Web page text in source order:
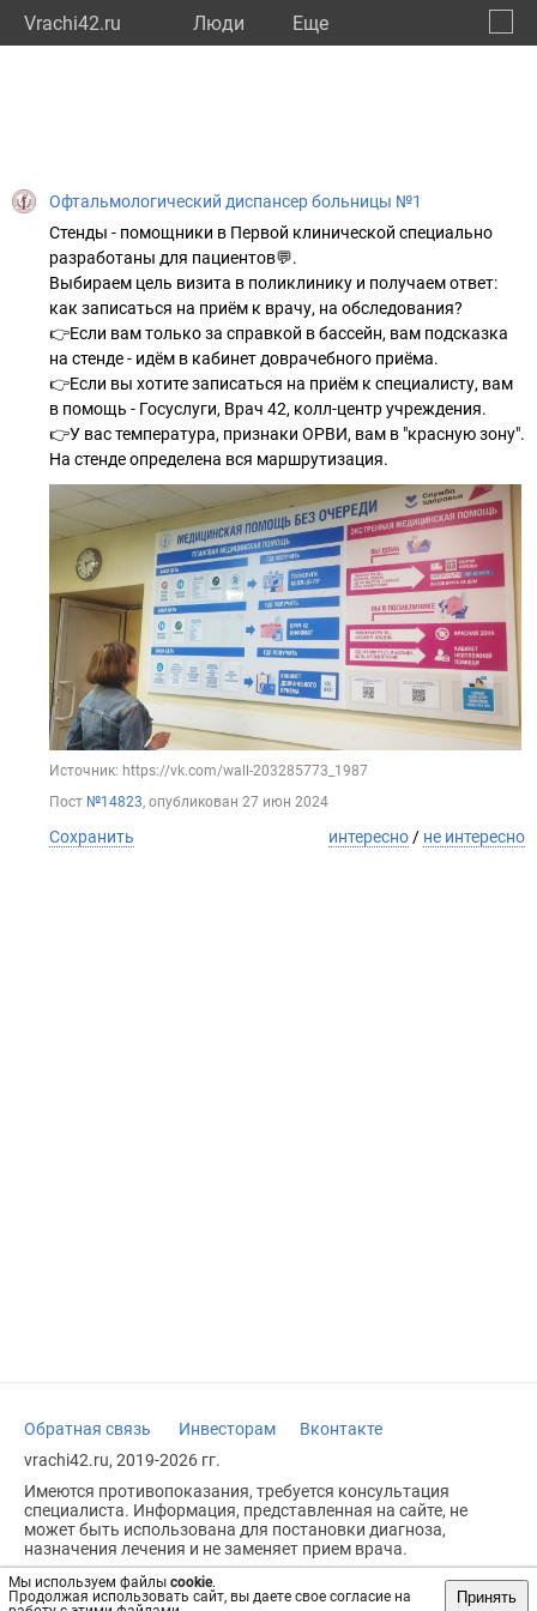
Vrachi42.ru Люди Eще
Мы используем файлы cookie.
Продолжая использовать сайт, вы даете свое согласие на
Принять
Офтальмологический диспансер больницы №1
Стенды - помощники в Первой клинической специально
разработаны для пациентов💬.
Выбираем цель визита в поликлинику и получаем ответ:
как записаться на приём к врачу, на обследования?
👉Если вам только за справкой в бассейн, вам подсказка
на стенде - идём в кабинет доврачебного приёма.
👉Если вы хотите записаться на приём к специалисту, вам
в помощь - Госуслуги, Врач 42, колл-центр учреждения.
👉У вас температура, признаки ОРВИ, вам в "красную зону".
На стенде определена вся маршрутизация.
Источник: https://vk.com/wall-203285773_1987
Пост №14823, опубликован 27 июн 2024
Сохранить интересно / не интересно
Обратная связь Инвесторам
Вконтакте
vrachi42.ru, 2019-2026 гг.
Имеются противопоказания, требуется консультация
специалиста. Информация, представленная на сайте, не
может быть использована для постановки диагноза,
назначения лечения и не заменяет прием врача.
Возрастное ограничение: 18+